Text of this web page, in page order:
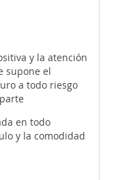
y la atención
supone el
a todo riesgo
en todo
y la comodidad